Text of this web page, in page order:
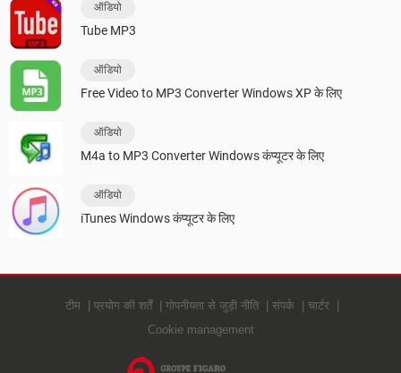
ऑडियो
Tube MP3
ऑडियो
Free Video to MP3 Converter Windows XP के लिए
ऑडियो
M4a to MP3 Converter Windows कंप्यूटर के लिए
ऑडियो
iTunes Windows कंप्यूटर के लिए
टीम प्रयोग की शर्तें गोपनीयता से जुड़ी नीति संपर्क
चार्टर
Cookie management